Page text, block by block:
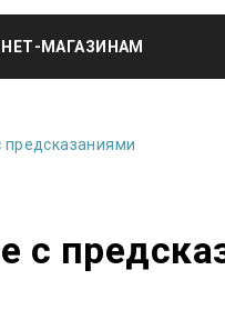
МАГАЗИНАМ
с